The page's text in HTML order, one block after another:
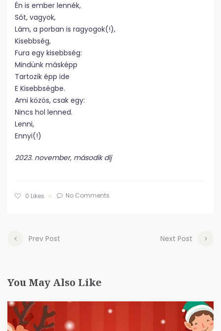
Én is ember lennék,
Sőt, vagyok,
Lám, a porban is ragyogok(!),
Kisebbség,
Fura egy kisebbség:
Mindünk másképp
Tartozik épp ide
E Kisebbségbe.
Ami közös, csak egy:
Nincs hol lenned.
Lenni,
Ennyi(!)
2023. november, második díj
0 Likes No Comments
Prev Post Next Post
You May Also Like